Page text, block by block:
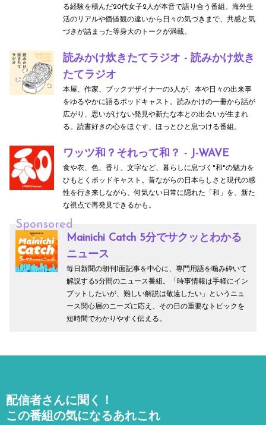
る経験を積んだ20代女子2人が本音で語り合う番組。海外生
活のリアルや価値観の違いから日々の気づきまで、共感と気
づきが詰まった等身大のトークが満載。
読みかけ炊きたてラジオ - 読みかけ炊き
たてラジオ
本屋、作家、ブックデザイナーの3人が、本や日々の出来事
をゆるやかに語るポッドキャスト。読みかけの一冊から話が
広がり、思いがけない発見や新たな本との出会いが生まれ
る。読書好きの心をほぐす、ほっとひと息つける番組。
ワッツ和？それって和？ - J-WAVE
食や衣、色、香り、文字など、暮らしに息づく"和"の魅力を
ひもとくポッドキャスト。昔ながらの日本らしさと現代の感
性を行き来しながら、何気ない日常に隠れた「和」を、新た
な視点で再発見できるかも。
Sponsored
Mainichi Catch 5分でサクッとわかる
ニュース
毎日新聞の朝刊1面記事を中心に、専門用語を噛み砕いて
解説する5分間のニュース番組。「時事情報は手軽にイン
プットしたいが、難しい解説は敬遠したい」というニュ
ース関心層のニーズに応え、その日の重要なトピックを
短時間でわかりやすく伝える。
配信者さんに聞く！
この番組の気になるあれこれ